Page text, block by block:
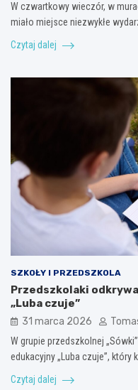
W czwartkowy wieczór, w
miało miejsce niezwykłe
Czytaj dalej
SZKOŁY I PRZEDSZKOLA
Przedszkolaki
„Luba czuje”
31 marca 2026
W grupie przedszkolnej
edukacyjny „Luba czuje”, który
Czytaj dalej